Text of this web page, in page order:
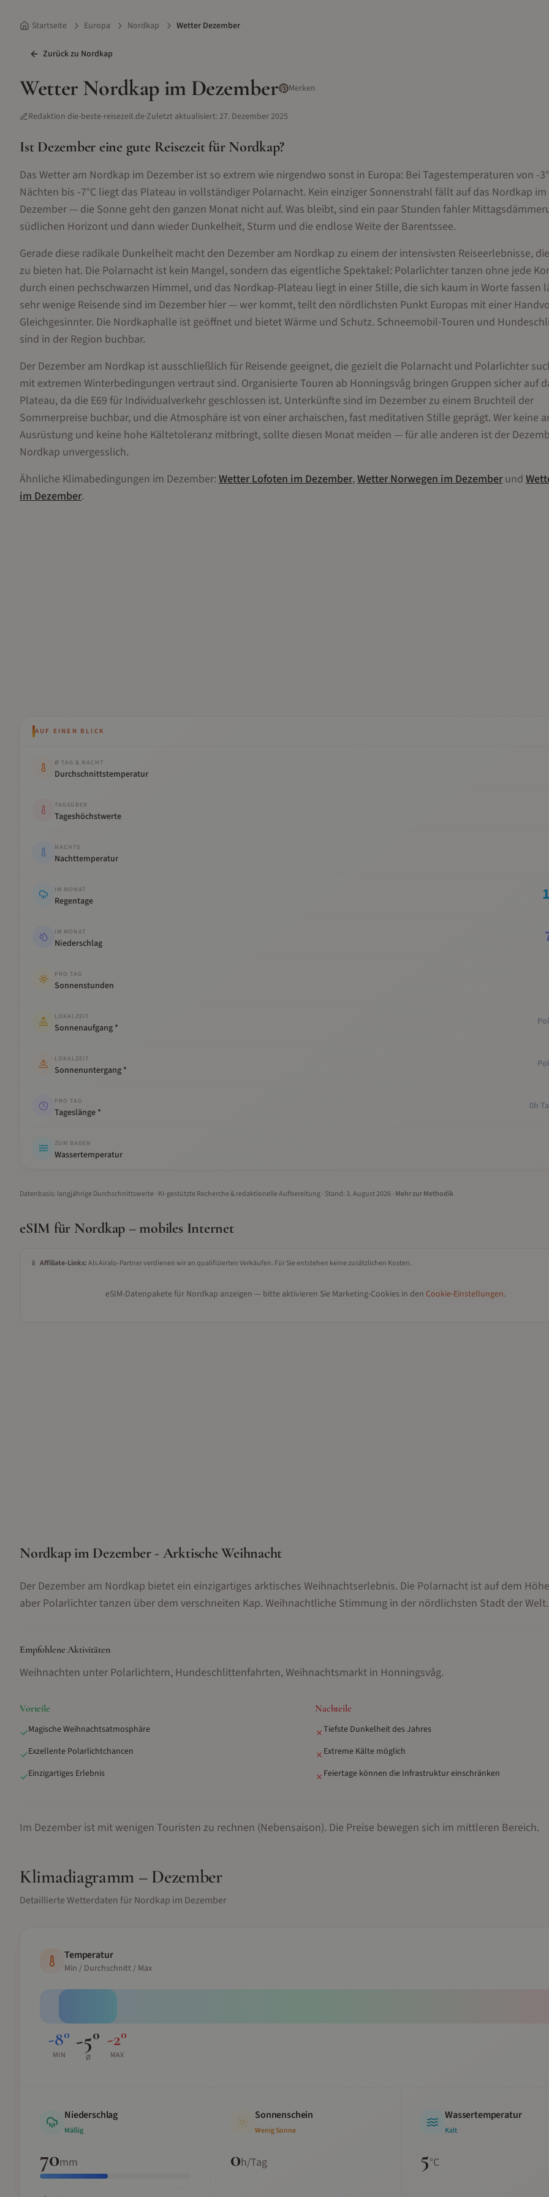
Startseite Europa Nordkap Wetter Dezember
Zurück zu Nordkap
Wetter Nordkapim Dezember Merken
Redaktion die-beste-reisezeit.de·Zuletzt aktualisiert:27. Dezember 2025
Ist Dezember eine gute Reisezeit für Nordkap?
Das Wetter am Nordkap im Dezember ist so extrem wie nirgendwo sonst in Europa: Bei Tagestemperaturen von -
Nächten bis -7°C liegt das Plateau in vollständiger Polarnacht. Kein einziger Sonnenstrahl fällt auf das Nordkap im
Dezember — die Sonne geht den ganzen Monat nicht auf. Was bleibt, sind ein paar Stunden fahler
südlichen Horizont und dann wieder Dunkelheit, Sturm und die endlose Weite der Barentssee.
Gerade diese radikale Dunkelheit macht den Dezember am Nordkap zu einem der intensivsten Reiseerlebnisse,
zu bieten hat. Die Polarnacht ist kein Mangel, sondern das eigentliche Spektakel: Polarlichter tanzen ohne jede
durch einen pechschwarzen Himmel, und das Nordkap-Plateau liegt in einer Stille, die sich kaum in Worte fassen
sehr wenige Reisende sind im Dezember hier — wer kommt, teilt den nördlichsten Punkt Europas mit einer
Gleichgesinnter. Die Nordkaphalle ist geöffnet und bietet Wärme und Schutz. Schneemobil-Touren und
sind in der Region buchbar.
Der Dezember am Nordkap ist ausschließlich für Reisende geeignet, die gezielt die Polarnacht und Polarlichter
mit extremen Winterbedingungen vertraut sind. Organisierte Touren ab Honningsvåg bringen Gruppen sicher auf
Plateau, da die E69 für Individualverkehr geschlossen ist. Unterkünfte sind im Dezember zu einem Bruchteil der
Sommerpreise buchbar, und die Atmosphäre ist von einer archaischen, fast meditativen Stille geprägt. Wer keine
Ausrüstung und keine hohe Kältetoleranz mitbringt, sollte diesen Monat meiden — für alle anderen ist der
Nordkap unvergesslich.
Ähnliche Klimabedingungen im Dezember: WetterLofotenimDezember,WetterNorwegenimDezemberund
imDezember.
AUF EINEN BLICK
Ø TAG & NACHT
Durchschnittstemperatur
TAGSÜBER
Tageshöchstwerte
NACHTS
Nachttemperatur
IM MONAT
Regentage
IM MONAT
Niederschlag
PRO TAG
Sonnenstunden
LOKALZEIT
Sonnenaufgang *
LOKALZEIT
Sonnenuntergang *
PRO TAG
Tageslänge *
0h
ZUM BADEN
Wassertemperatur
Datenbasis: langjährige Durchschnittswerte · KI-gestützte Recherche & redaktionelle Aufbereitung· Stand: 3. August 2026· Mehr zur Methodik
eSIM für Nordkap – mobiles Internet
📱 Affiliate-Links:Als Airalo-Partner verdienen wir an qualifizierten Verkäufen. Für Sie entstehen keine zusätzlichen Kosten.
eSIM-Datenpakete für Nordkap anzeigen — bitte aktivieren Sie Marketing-Cookies in den Cookie-Einstellungen.
Nordkap im Dezember - Arktische Weihnacht
Der Dezember am Nordkap bietet ein einzigartiges arktisches Weihnachtserlebnis. Die Polarnacht ist auf dem
aber Polarlichter tanzen über dem verschneiten Kap. Weihnachtliche Stimmung in der nördlichsten Stadt der Welt.
Empfohlene Aktivitäten
Weihnachten unter Polarlichtern, Hundeschlittenfahrten, Weihnachtsmarkt in Honningsvåg.
Vorteile
✓Magische Weihnachtsatmosphäre
✓Exzellente Polarlichtchancen
✓Einzigartiges Erlebnis
Nachteile
✗Tiefste Dunkelheit des Jahres
✗ Extreme Kälte möglich
✗ Feiertage können die Infrastruktur einschränken
Im Dezember ist mit wenigen Touristen zu rechnen (Nebensaison). Die Preise bewegen sich im mittleren Bereich.
Klimadiagramm –Dezember
Detaillierte Wetterdaten fürNordkap im Dezember
Temperatur
Min / Durchschnitt / Max
-8°
MIN
-5°
Ø
-2°
MAX
Niederschlag
Mäßig
70mm
Sonnenschein
Wenig Sonne
0h/Tag
Wassertemperatur
Kalt
5°C